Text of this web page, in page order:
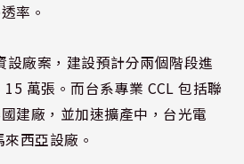
率。
設廠案，建設預計分兩個階段進
萬張。而台系專業 CCL 包括聯
建廠，並加速擴產中，台光電
西亞設廠。